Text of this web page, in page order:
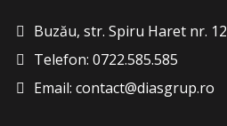
Buzău, str. Spiru Haret nr. 12
Telefon: 0722.585.585
Email: contact@diasgrup.ro